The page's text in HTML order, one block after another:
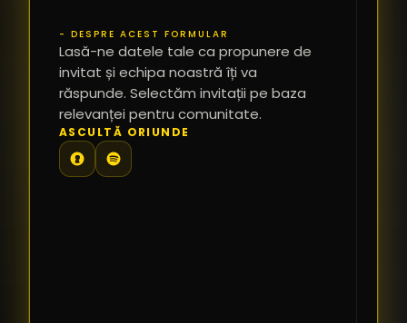
- DESPRE ACEST FORMULAR
Lasă-ne datele tale ca propunere de
invitat și echipa noastră îți va
răspunde. Selectăm invitații pe baza
relevanței pentru comunitate.
ASCULTĂ ORIUNDE